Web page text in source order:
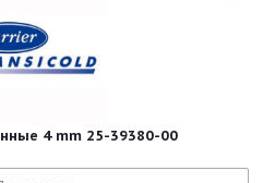
Вкладыши коренные 4 mm 25-39380-00